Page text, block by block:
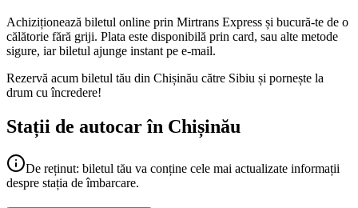
Achiziționează biletul online prin Mirtrans Express și bucură-te de o
călătorie fără griji. Plata este disponibilă prin card, sau alte metode
sigure, iar biletul ajunge instant pe e-mail.
Rezervă acum biletul tău din Chișinău către Sibiu și pornește la
drum cu încredere!
Stații de autocar în Chișinău
De reținut: biletul tău va conține cele mai actualizate informații
despre stația de îmbarcare.